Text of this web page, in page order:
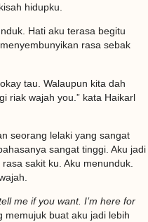
hidupku.
Hati aku terasa begitu
rasa sebak
tau. Walaupun kita dah
riak wajah you.” kata Haikarl
seorang lelaki yang sangat
sangat tinggi. Aku jadi
sakit ku. Aku menunduk.
me if you want. I’m here for
memujuk buat aku jadi lebih